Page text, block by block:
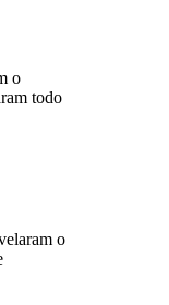
o
todo
o